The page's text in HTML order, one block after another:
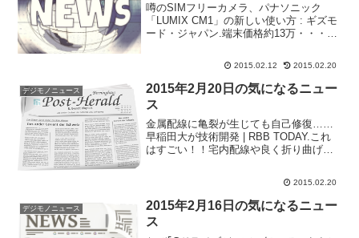
噂のSIMフリーカメラ、パナソニック
「LUMIX CM1」の新しい使い方 : ギズモ
ード・ジャパン.端末価格約13万・・・5
す。しかも、望遠レンズなんかも付けら
れる...
2015.02.12 2015.02.20
デジモノニュース
2015年2月20日の気になるニュー
ス
金属配線に亀裂が生じても自己修復……
早稲田大が技術開発 | RBB TODAY.これ
はすごい！！宅内配線や良く折り曲げる
イレゾプレーヤー「AK240」に、音質追
求のステ...
2015.02.20
デジモノニュース
2015年2月16日の気になるニュー
ス